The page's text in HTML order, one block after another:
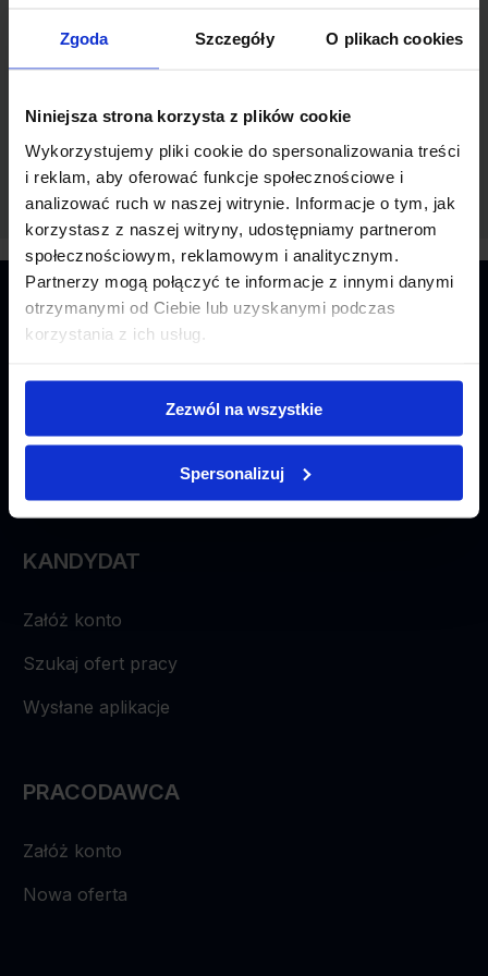
Zgoda Szczegóły O plikach cookies
Niniejsza strona korzysta z plików cookie
Wykorzystujemy pliki cookie do spersonalizowania treści
i reklam, aby oferować funkcje społecznościowe i
analizować ruch w naszej witrynie. Informacje o tym, jak
korzystasz z naszej witryny, udostępniamy partnerom
społecznościowym, reklamowym i analitycznym.
Partnerzy mogą połączyć te informacje z innymi danymi
otrzymanymi od Ciebie lub uzyskanymi podczas
korzystania z ich usług.
Zezwól na wszystkie
Spersonalizuj
Wymiar pracy:
pełny etat
O NAS
Regulamin
Polityka prywatności
KANDYDAT
Załóż konto
Szukaj ofert pracy
Wysłane aplikacje
PRACODAWCA
Załóż konto
Nowa oferta